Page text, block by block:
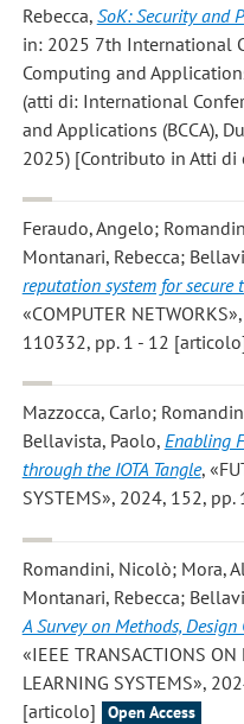
Rebecca, SoK: Security and
in: 2025 7th International
Computing and
(atti di: International
and Applications (BCCA),
2025) [Contributo in Atti di
Feraudo, Angelo;
Montanari, Rebecca;
reputation system for secure
«COMPUTER
110332, pp. 1 - 12
Mazzocca, Carlo;
Bellavista, Paolo, Enabling
through the IOTA Tangle,
SYSTEMS», 2024, 152,
Romandini, Nicolò; Mora,
Montanari, Rebecca;
A Survey on Methods,
«IEEE TRANSACTIONS ON
LEARNING SYSTEMS»,
[articolo]
Open Access